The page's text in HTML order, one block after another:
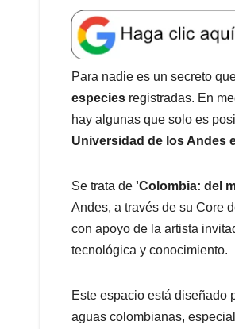
a
t
s
A
p
p
e
b
o
o
k
k
e
d
I
n
l
e
a
d
s
Para nadie es un secreto
especies registradas. En
hay algunas que solo es
Universidad de los Andes
Se trata de 'Colombia: del
Andes, a través de su Core
con apoyo de la artista
tecnológica y conocimiento.
Este espacio está diseñado
aguas colombianas,